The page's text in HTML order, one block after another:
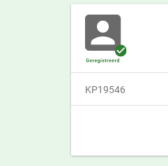
KP19546